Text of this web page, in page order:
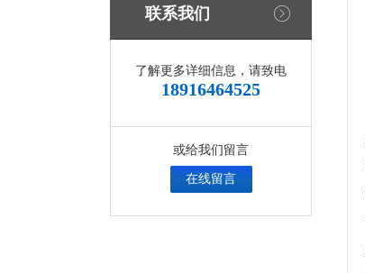
联系我们
了解更多详细信息，请致电
18916464525
或给我们留言
在线留言